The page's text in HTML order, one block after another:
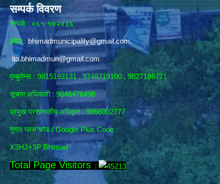
सम्पर्क विवरण
सम्पर्क : ०६५-५७२४३६
इमेल : bhimadmunicipality@gmail.com,
ito.bhimadmun@gmail.com
एम्बुलेन्स ः 9815193131 , 9748219100 , 9827186771
सूचना अधिकारी : 9846476498
प्रमुख प्रशासकीय अधिकृत : 9856002777
गुगल प्लस कोड / Google Plus Code :
X3HJ+3P Bhimad
Total Page Visitors :